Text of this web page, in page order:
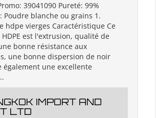
39041090 Pureté: 99%
Poudre blanche ou grains 1.
hdpe vierges Caractéristique Ce
est l'extrusion, qualité de
bonne résistance aux
une bonne dispersion de noir
également une excellente
IMPORT AND
LTD